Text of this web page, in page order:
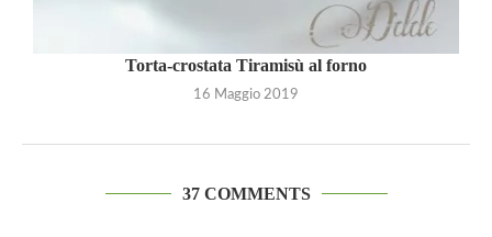
Torta-crostata Tiramisù al forno
16 Maggio 2019
37 COMMENTS